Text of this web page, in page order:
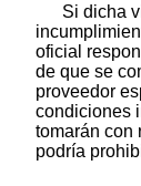
Si dicha
oficial
de que se
proveedor
condiciones
tomarán con
podría